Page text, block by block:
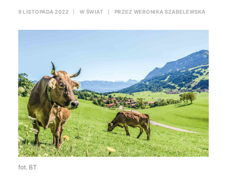
Świat
Wasze Podróże
Wyszukiwanie
9 LISTOPADA 2022 W ŚWIAT PRZEZ WERONIKA SZABELEWSKA
fot. BT